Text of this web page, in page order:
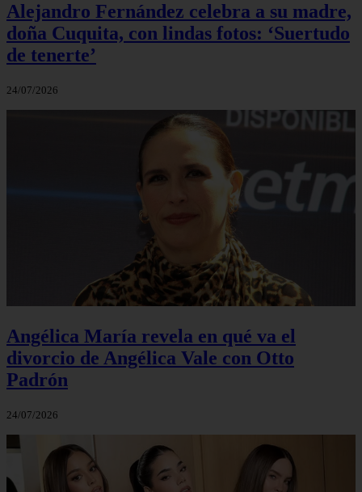
Alejandro Fernández celebra a su madre,
doña Cuquita, con lindas fotos: ‘Suertudo
de tenerte’
24/07/2026
Angélica María revela en qué va el
divorcio de Angélica Vale con Otto
Padrón
24/07/2026